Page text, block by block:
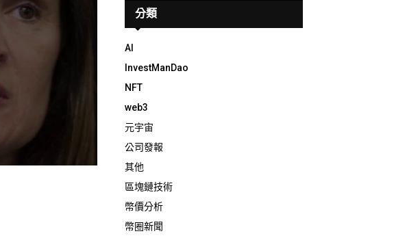
分類
AI
InvestManDao
NFT
web3
元宇宙
公司發報
其他
區塊鏈技術
幣價分析
幣圈新聞